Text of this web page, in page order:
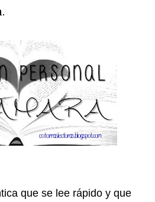
que se lee rápido y que